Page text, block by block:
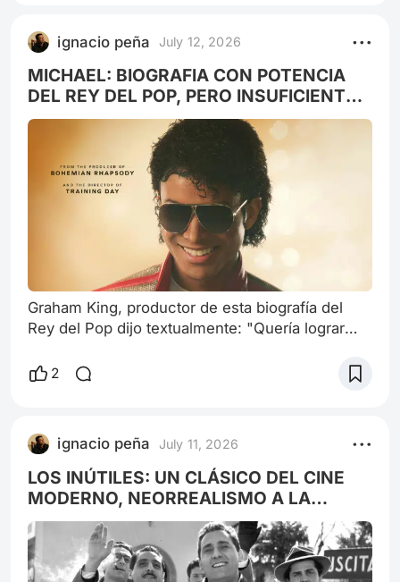
por esa temible oscuridad, tan cercana a la idea
de muerte en vida. Woody Allen en esta película
del 2002 (año en que yo nací, aunq
ignacio peña July 12, 2026
MICHAEL: BIOGRAFIA CON POTENCIA
DEL REY DEL POP, PERO INSUFICIENTE
Y EDULCORADA
Graham King, productor de esta biografía del
Rey del Pop dijo textualmente: "Quería lograr
del ícono del pop con el objetivo de
intenciones del productor: se trata de una pieza
sumamente suavizada, que omite
deliberadamente la historia de los juicios con
acusación de abuso
2
ignacio peña July 11, 2026
LOS INÚTILES: UN CLÁSICO DEL CINE
MODERNO, NEORREALISMO A LA
FELLINI